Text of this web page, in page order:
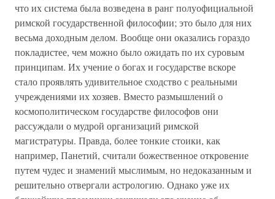
что их система была возведена в ранг полуофициальной
римской государственной философии; это было для них
весьма доходным делом. Вообще они оказались гораздо
покладистее, чем можно было ожидать по их суровым
принципам. Их учение о богах и государстве вскоре
стало проявлять удивительное сходство с реальными
учреждениями их хозяев. Вместо размышлений о
космополитическом государстве философов они
рассуждали о мудрой организаций римской
магистратуры. Правда, более тонкие стоики, как
например, Панетий, считали божественное откровение
путем чудес и знамений мыслимым, но недоказанным и
решительно отвергали астрологию. Однако уже их